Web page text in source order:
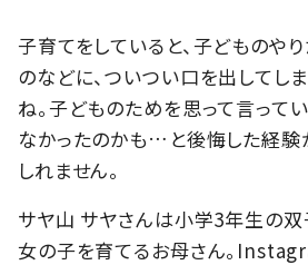
子育てをしていると、子どものや
のなどに、ついつい口を出してし
ね。子どものためを思って言って
なかったのかも…と後悔した経験
しれません。
サヤ山 サヤさんは小学3年生の双
女の子を育てるお母さん。